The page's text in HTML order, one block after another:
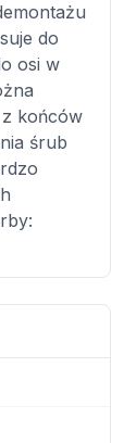
do
osi w
końców
śrub